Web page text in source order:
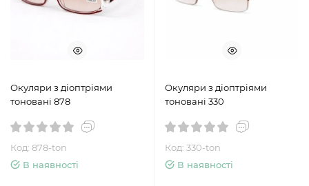
Окуляри з діоптріями
тоновані 878
Код: 878-ton
В наявності
Окуляри з діоптріями
тоновані 330
Код: 330-ton
В наявності